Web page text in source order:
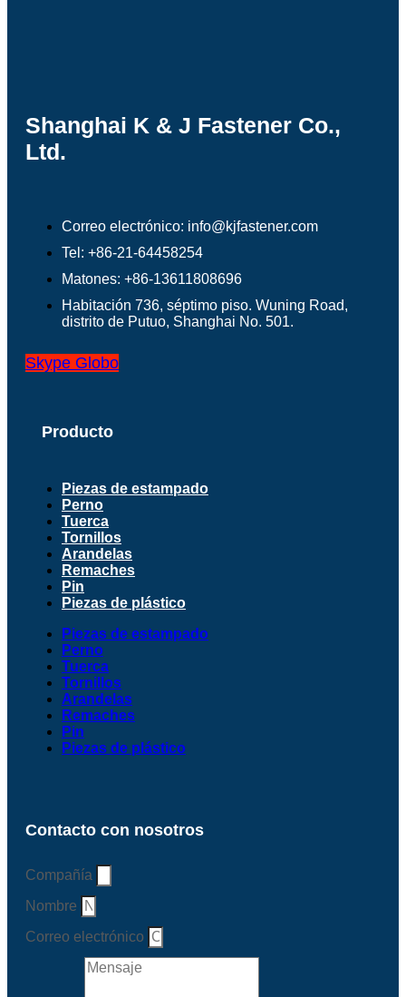
Shanghai K & J Fastener Co.,
Ltd.
Correo electrónico: info@kjfastener.com
Tel: +86-21-64458254
Matones: +86-13611808696
Habitación 736, séptimo piso. Wuning Road,
distrito de Putuo, Shanghai No. 501.
Skype Globo
Producto
Piezas de estampado
Perno
Tuerca
Tornillos
Arandelas
Remaches
Pin
Piezas de plástico
Piezas de estampado
Perno
Tuerca
Tornillos
Arandelas
Remaches
Pin
Piezas de plástico
Contacto con nosotros
Compañía
Nombre
Correo electrónico